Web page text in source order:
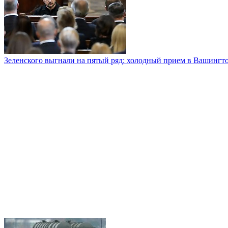
Зеленского выгнали на пятый ряд: холодный прием в